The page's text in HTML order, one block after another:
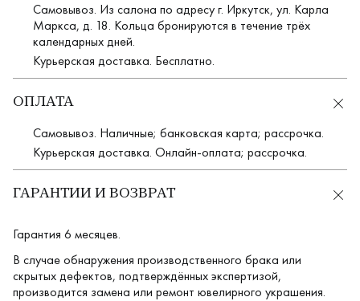
Самовывоз. Из салона по адресу г. Иркутск, ул. Карла
Маркса, д. 18. Кольца бронируются в течение трёх
календарных дней.
Курьерская доставка. Бесплатно.
ОПЛАТА
Самовывоз. Наличные; банковская карта; рассрочка.
Курьерская доставка. Онлайн-оплата; рассрочка.
ГАРАНТИИ И ВОЗВРАТ
Гарантия 6 месяцев.
В случае обнаружения производственного брака или
скрытых дефектов, подтверждённых экспертизой,
производится замена или ремонт ювелирного украшения.